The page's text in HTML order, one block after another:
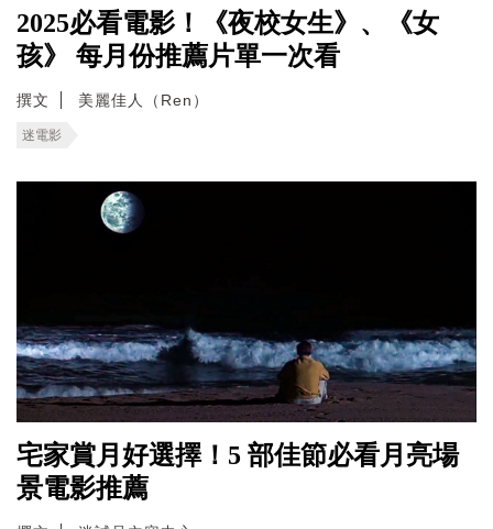
2025必看電影！《夜校女生》、《女
孩》 每月份推薦片單一次看
撰文 美麗佳人（Ren）
迷電影
宅家賞月好選擇！5 部佳節必看月亮場
景電影推薦